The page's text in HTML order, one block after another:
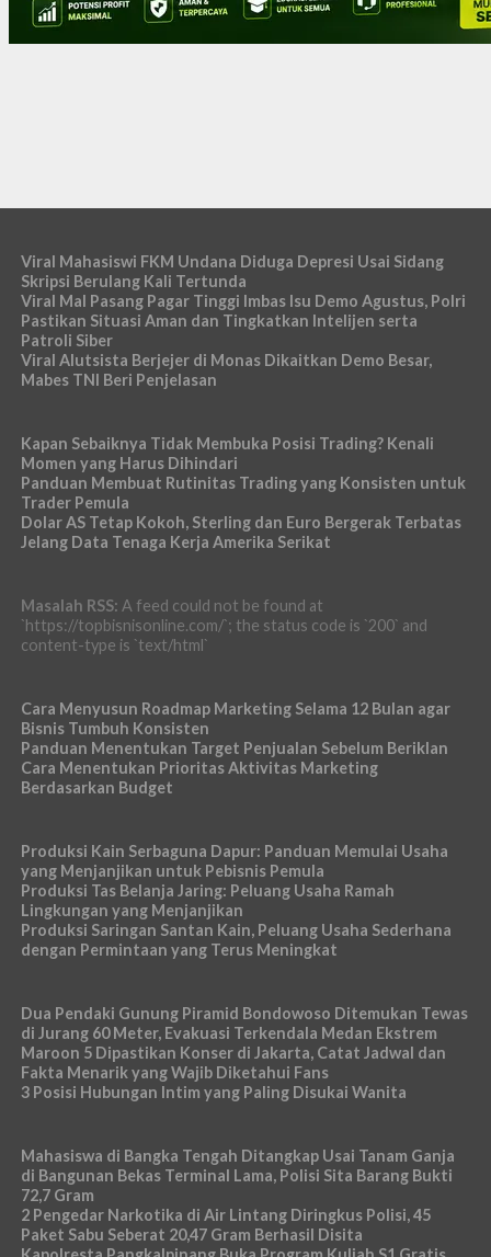
Viral Mahasiswi FKM Undana Diduga Depresi Usai Sidang
Skripsi Berulang Kali Tertunda
Viral Mal Pasang Pagar Tinggi Imbas Isu Demo Agustus, Polri
Pastikan Situasi Aman dan Tingkatkan Intelijen serta
Patroli Siber
Viral Alutsista Berjejer di Monas Dikaitkan Demo Besar,
Mabes TNI Beri Penjelasan
Kapan Sebaiknya Tidak Membuka Posisi Trading? Kenali
Momen yang Harus Dihindari
Panduan Membuat Rutinitas Trading yang Konsisten untuk
Trader Pemula
Dolar AS Tetap Kokoh, Sterling dan Euro Bergerak Terbatas
Jelang Data Tenaga Kerja Amerika Serikat
Masalah RSS: A feed could not be found at
`https://topbisnisonline.com/`; the status code is `200` and
content-type is `text/html`
Cara Menyusun Roadmap Marketing Selama 12 Bulan agar
Bisnis Tumbuh Konsisten
Panduan Menentukan Target Penjualan Sebelum Beriklan
Cara Menentukan Prioritas Aktivitas Marketing
Berdasarkan Budget
Produksi Kain Serbaguna Dapur: Panduan Memulai Usaha
yang Menjanjikan untuk Pebisnis Pemula
Produksi Tas Belanja Jaring: Peluang Usaha Ramah
Lingkungan yang Menjanjikan
Produksi Saringan Santan Kain, Peluang Usaha Sederhana
dengan Permintaan yang Terus Meningkat
Dua Pendaki Gunung Piramid Bondowoso Ditemukan Tewas
di Jurang 60 Meter, Evakuasi Terkendala Medan Ekstrem
Maroon 5 Dipastikan Konser di Jakarta, Catat Jadwal dan
Fakta Menarik yang Wajib Diketahui Fans
3 Posisi Hubungan Intim yang Paling Disukai Wanita
Mahasiswa di Bangka Tengah Ditangkap Usai Tanam Ganja
di Bangunan Bekas Terminal Lama, Polisi Sita Barang Bukti
72,7 Gram
2 Pengedar Narkotika di Air Lintang Diringkus Polisi, 45
Paket Sabu Seberat 20,47 Gram Berhasil Disita